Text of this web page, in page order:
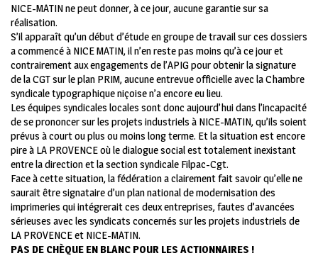
NICE-MATIN ne peut donner, à ce jour, aucune garantie sur sa
réalisation.
S’il apparaît qu’un début d’étude en groupe de travail sur ces dossiers
a commencé à NICE MATIN, il n’en reste pas moins qu’à ce jour et
contrairement aux engagements de l’APIG pour obtenir la signature
de la CGT sur le plan PRIM, aucune entrevue officielle avec la Chambre
syndicale typographique niçoise n’a encore eu lieu.
Les équipes syndicales locales sont donc aujourd’hui dans l’incapacité
de se prononcer sur les projets industriels à NICE-MATIN, qu’ils soient
prévus à court ou plus ou moins long terme. Et la situation est encore
pire à LA PROVENCE où le dialogue social est totalement inexistant
entre la direction et la section syndicale Filpac-Cgt.
Face à cette situation, la fédération a clairement fait savoir qu’elle ne
saurait être signataire d’un plan national de modernisation des
imprimeries qui intégrerait ces deux entreprises, fautes d’avancées
sérieuses avec les syndicats concernés sur les projets industriels de
LA PROVENCE et NICE-MATIN.
PAS DE CHÈQUE EN BLANC POUR LES ACTIONNAIRES !